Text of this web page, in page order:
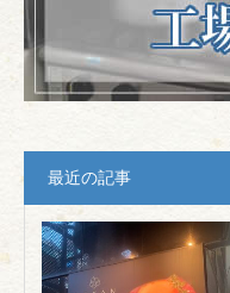
最近の記事